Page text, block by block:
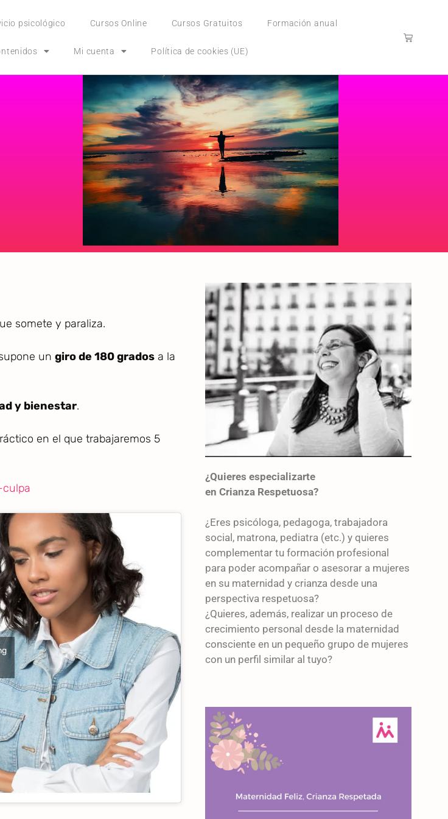
psicológico Cursos Online Cursos Gratuitos Formación anual
Mi cuenta Política de cookies (UE)
somete y paraliza.
un giro de 180 grados a la
y bienestar.
en el que trabajaremos 5
¿Quieres especializarte
en Crianza Respetuosa?
¿Eres psicóloga, pedagoga, trabajadora
social, matrona, pediatra (etc.) y quieres
complementar tu formación profesional
para poder acompañar o asesorar a mujeres
en su maternidad y crianza desde una
perspectiva respetuosa?
¿Quieres, además, realizar un proceso de
crecimiento personal desde la maternidad
consciente en un pequeño grupo de mujeres
con un perfil similar al tuyo?